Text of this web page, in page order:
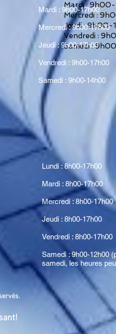
Mardi :
Mercredi :
Jeudi : 9h00-
Vendredi :
Samedi :
Mardi : 9h00-17h00
Mercredi : 9h00-17h00
Jeudi : 9h00-17h00
Vendredi : 9h00-17h00
Samedi : 9h00-14h00
Lundi : 8h00-17h00
Mardi : 8h00-17h00
Mercredi : 8h00-17h00
Jeudi : 8h00-17h00
Vendredi : 8h00-17h00
Samedi : 9h00-12h00
samedi, les heures